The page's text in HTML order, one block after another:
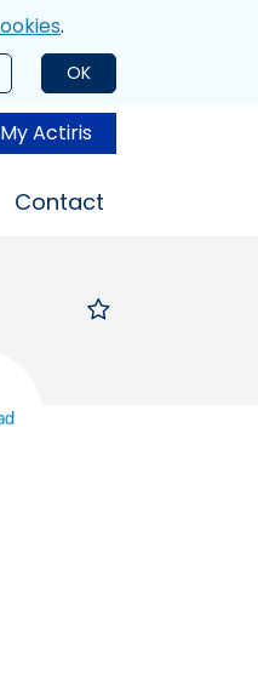
.
OK
My Actiris
Contact